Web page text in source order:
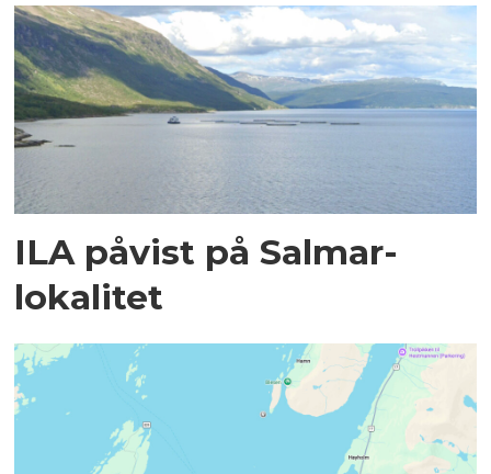
ILA påvist på Salmar-
lokalitet